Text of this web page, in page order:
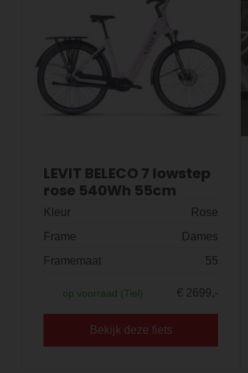
LEVIT BELECO 7 lowstep
rose 540Wh 55cm
Kleur
Rose
Frame
Dames
Framemaat
55
op voorraad (Tiel) € 2699,-
Bekijk deze fiets